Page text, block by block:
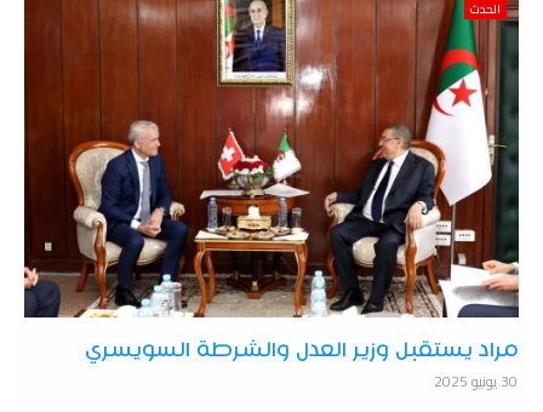
الحدث
مراد يستقبل وزير العدل والشرطة السويسري
30 يونيو 2025